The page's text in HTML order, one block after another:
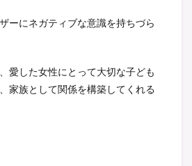
ーにネガティブな意識を持ちづら
愛した女性にとって大切な子ども
家族として関係を構築してくれる